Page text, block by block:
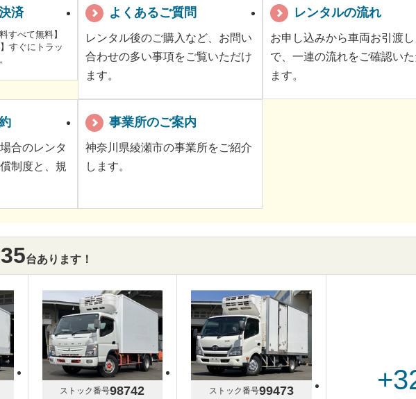
済
すべて無料】
すぐにトラッ
よくあるご質問
レンタル後のご購入など、お問い
合わせの多い事項をご覧いただけ
ます。
レンタルの流れ
お申し込みから車両お引渡
で、一連の流れをご確認い
ます。
合のレンタ
制度と、規
事業所のご案内
神奈川県綾瀬市の事業所をご紹介
します。
35台あります！
ストック番号98742 ストック番号99473